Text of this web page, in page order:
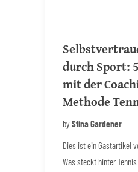
durch Sport:
mit der
Methode
by Stina Gardener
Dies ist ein Gastartikel
Was steckt hinter